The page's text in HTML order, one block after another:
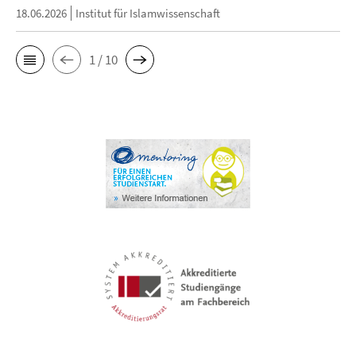
18.06.2026 Institut für Islamwissenschaft
1 / 10